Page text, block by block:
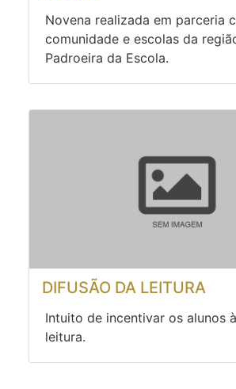
Novena realizada em parceria
comunidade e escolas da
Padroeira da Escola.
DIFUSÃO DA LEITURA
Intuito de incentivar os alunos
leitura.